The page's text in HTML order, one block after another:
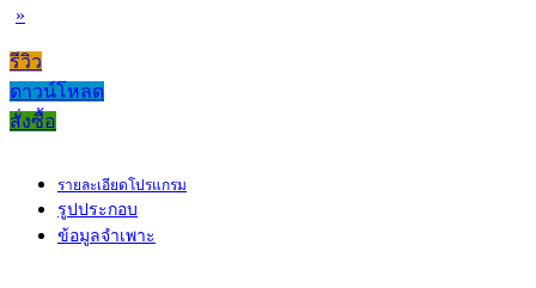
»
รีวิว
ดาวน์โหลด
สั่งซื้อ
รายละเอียดโปรแกรม
รูปประกอบ
ข้อมูลจำเพาะ